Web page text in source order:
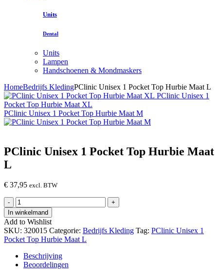
Units
Dental
Units
Lampen
Handschoenen & Mondmaskers
HomeBedrijfs KledingPClinic Unisex 1 Pocket Top Hurbie Maat L
PClinic Unisex 1
Pocket Top Hurbie Maat XL
PClinic Unisex 1 Pocket Top Hurbie Maat M
PClinic Unisex 1 Pocket Top Hurbie Maat
L
€ 37,95 excl. BTW
-
PClinic
Unisex
1
Pocket
Top
Hurbie
Maat
L
hoeveelheid
+
In winkelmand
Add to Wishlist
SKU: 320015 Categorie: Bedrijfs Kleding Tag: PClinic Unisex 1
Pocket Top Hurbie Maat L
Beschrijving
Beoordelingen